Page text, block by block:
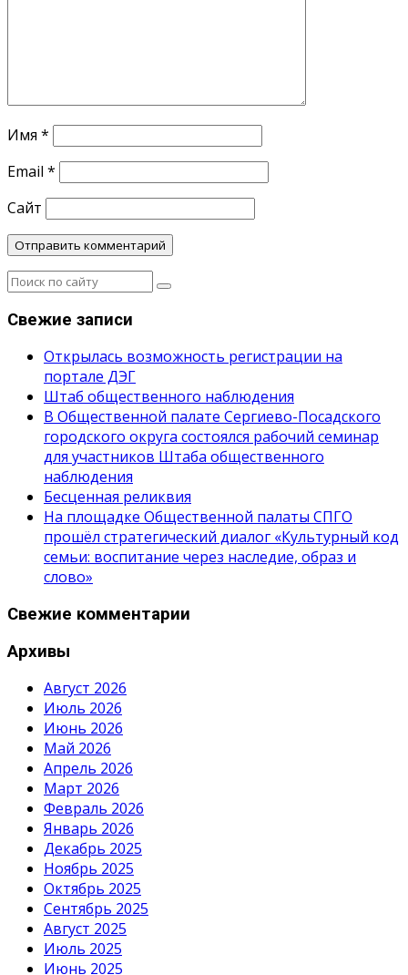
Имя *
Email *
Сайт
Свежие записи
Открылась возможность регистрации на
портале ДЭГ
Штаб общественного наблюдения
В Общественной палате Сергиево-Посадского
городского округа состоялся рабочий семинар
для участников Штаба общественного
наблюдения
Бесценная реликвия
На площадке Общественной палаты СПГО
прошёл стратегический диалог «Культурный код
семьи: воспитание через наследие, образ и
слово»
Свежие комментарии
Архивы
Август 2026
Июль 2026
Июнь 2026
Май 2026
Апрель 2026
Март 2026
Февраль 2026
Январь 2026
Декабрь 2025
Ноябрь 2025
Октябрь 2025
Сентябрь 2025
Август 2025
Июль 2025
Июнь 2025